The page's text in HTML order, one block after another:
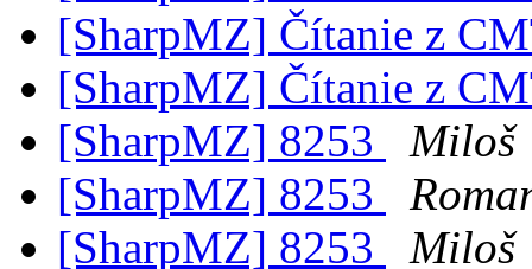
[SharpMZ] Čítanie z
[SharpMZ] Čítanie z
[SharpMZ] 8253
Miloš
[SharpMZ] 8253
[SharpMZ] 8253
Miloš